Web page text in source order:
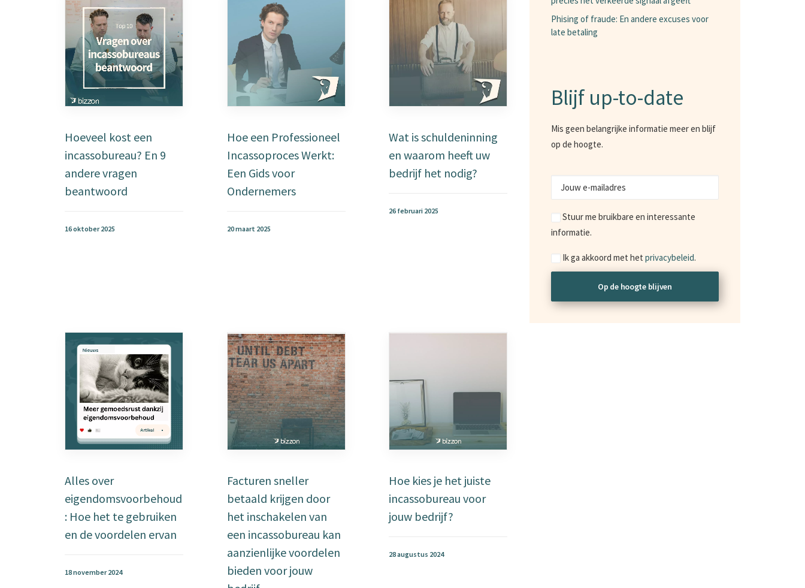
Hoeveel kost een
incassobureau? En 9
andere vragen
beantwoord
16 oktober 2025
Hoe een Professioneel
Incassoproces Werkt:
Een Gids voor
Ondernemers
20 maart 2025
Wat is schuldeninning
en waarom heeft uw
bedrijf het nodig?
26 februari 2025
Alles over
eigendomsvoorbehoud
: Hoe het te gebruiken
en de voordelen ervan
18 november 2024
Facturen sneller
betaald krijgen door
het inschakelen van
een incassobureau kan
aanzienlijke voordelen
bieden voor jouw
Hoe kies je het juiste
incassobureau voor
jouw bedrijf?
28 augustus 2024
Phising of fraude: En andere excuses voor
late betaling
Blijf up-to-date
Mis geen belangrijke informatie meer en blijf
op de hoogte.
Jouw
mailadres
Marketing
Stuur me bruikbare en interessante
informatie.
Consent
Ik ga akkoord met het privacybeleid.